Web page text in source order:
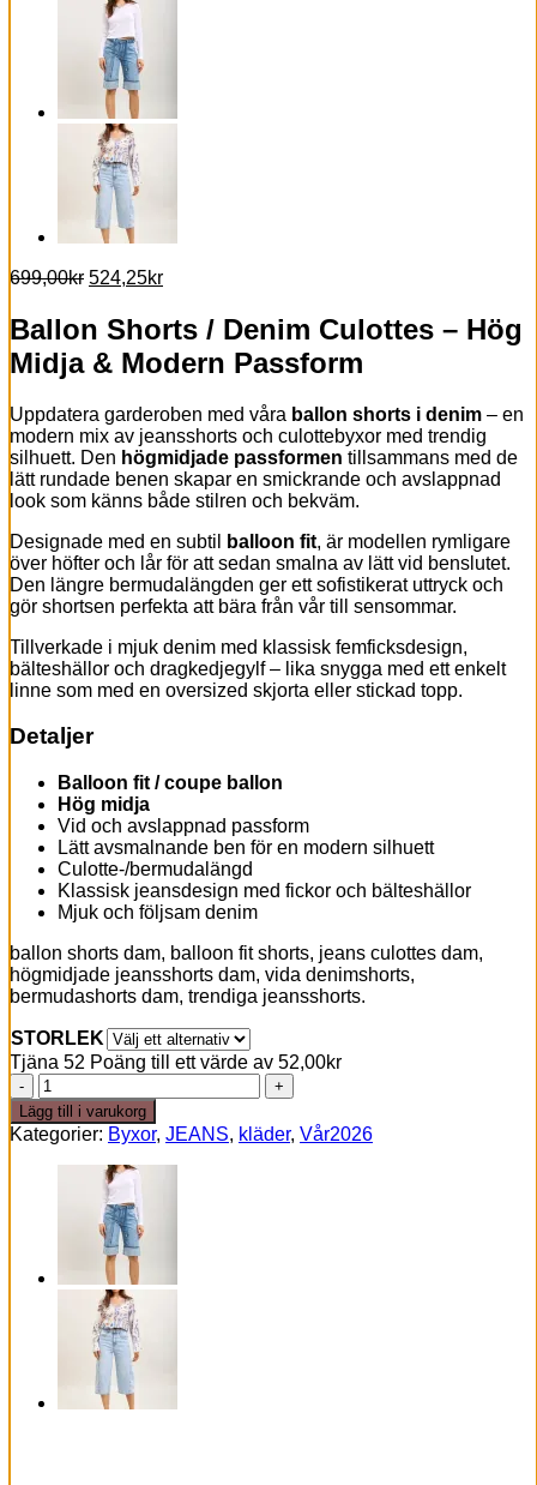
699,00kr Det
priset
var:
699,00kr.
524,25krDet
priset
är:
524,25kr.
Ballon Shorts / Denim Culottes – Hög
Midja & Modern Passform
Uppdatera garderoben med våra ballon shorts i denim – en
modern mix av jeansshorts och culottebyxor med trendig
silhuett. Den högmidjade passformen tillsammans med de
lätt rundade benen skapar en smickrande och avslappnad
look som känns både stilren och bekväm.
Designade med en subtil
balloon fit, är modellen rymligare
över höfter och lår för att sedan smalna av lätt vid benslutet.
Den längre bermudalängden ger ett sofistikerat uttryck och
gör shortsen perfekta att bära från vår till sensommar.
Tillverkade i mjuk denim med klassisk femficksdesign,
bälteshällor och dragkedjegylf – lika snygga med ett enkelt
linne som med en oversized skjorta eller stickad topp.
Detaljer
Balloon fit / coupe ballon
Hög midja
Vid och avslappnad passform
Lätt avsmalnande ben för en modern silhuett
Culotte-/bermudalängd
Klassisk jeansdesign med fickor och bälteshällor
Mjuk och följsam denim
ballon shorts dam, balloon fit shorts, jeans culottes dam,
högmidjade jeansshorts dam, vida denimshorts,
bermudashorts dam, trendiga jeansshorts.
STORLEK
Tjäna 52 Poäng till ett värde av 52,00kr
Barrel
shorts
–
beige
mängd
Lägg till i varukorg
Kategorier: Byxor, JEANS, kläder, Vår2026